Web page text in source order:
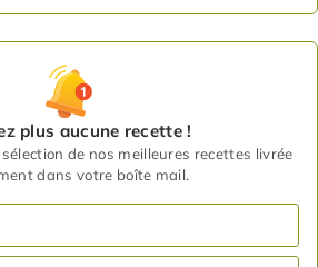
plus aucune recette !
de nos meilleures recettes livrée
dans votre boîte mail.